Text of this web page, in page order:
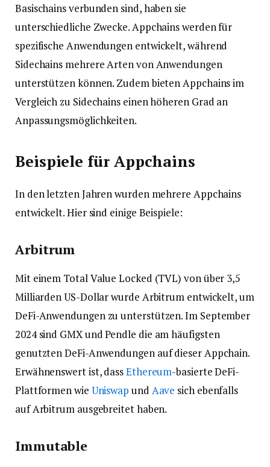
Basischains verbunden sind, haben sie
unterschiedliche Zwecke. Appchains werden für
spezifische Anwendungen entwickelt, während
Sidechains mehrere Arten von Anwendungen
unterstützen können. Zudem bieten Appchains im
Vergleich zu Sidechains einen höheren Grad an
Anpassungsmöglichkeiten.
Beispiele für Appchains
In den letzten Jahren wurden mehrere Appchains
entwickelt. Hier sind einige Beispiele:
Arbitrum
Mit einem Total Value Locked (TVL) von über 3,5
Milliarden US-Dollar wurde Arbitrum entwickelt, um
DeFi-Anwendungen zu unterstützen. Im September
2024 sind GMX und Pendle die am häufigsten
genutzten DeFi-Anwendungen auf dieser Appchain.
Erwähnenswert ist, dassEthereum-basierte DeFi-
Plattformen wie Uniswap und Aave sich ebenfalls
auf Arbitrum ausgebreitet haben.
Immutable